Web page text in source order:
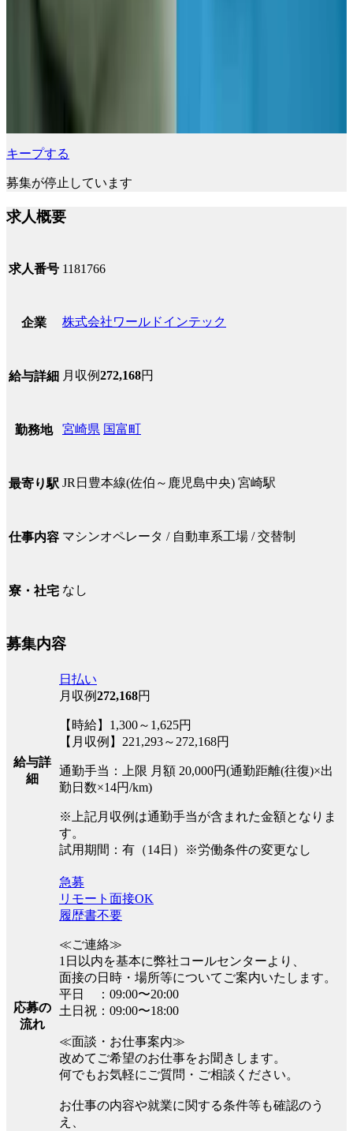
キープする
募集が停止しています
求人概要
求人番号 1181766
企業 株式会社ワールドインテック
給与詳細 月収例272,168円
勤務地 宮崎県 国富町
最寄り駅 JR日豊本線(佐伯～鹿児島中央) 宮崎駅
仕事内容 マシンオペレータ / 自動車系工場 / 交替制
寮・社宅 なし
募集内容
給与詳
細
日払い
月収例272,168円
【時給】1,300～1,625円
【月収例】221,293～272,168円
通勤手当：上限 月額 20,000円(通勤距離(往復)×出
勤日数×14円/km)
※上記月収例は通勤手当が含まれた金額となりま
す。
試用期間：有（14日）※労働条件の変更なし
応募の
流れ
急募
リモート面接OK
履歴書不要
≪ご連絡≫
1日以内を基本に弊社コールセンターより、
面接の日時・場所等についてご案内いたします。
平日 ：09:00〜20:00
土日祝：09:00〜18:00
≪面談・お仕事案内≫
改めてご希望のお仕事をお聞きします。
何でもお気軽にご質問・ご相談ください。
お仕事の内容や就業に関する条件等も確認のう
え、